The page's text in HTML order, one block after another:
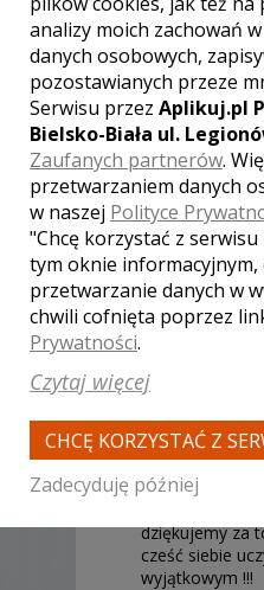
życiu. Film
wierną kopią.
możemy
ciągle od nowa
przeżywać
emocje. My, po
tego - jakże
dnia stanełaby
stronie
Jacka.
dla nas
przyjemnością.
kroku widać
jest jego pasją,
kreatwyność, a
poczucie
pozwoliły mu
wyzwaniu i
sumieniem
dziękujemy za
cześć siebie
wyjątkowym !!!
analizy moich zachowań
danych osobowych,
pozostawianych przeze
Serwisu przez Aplikuj.pl
Bielsko-Biała ul.
Zaufanych partnerów.
przetwarzaniem danych
w naszej Polityce
"Chcę korzystać z
tym oknie informacyjnym,
przetwarzanie danych w
chwili cofnięta poprzez
Prywatności.
Czytaj więcej
CHCĘ KORZYSTAĆ Z
Zadecyduję później